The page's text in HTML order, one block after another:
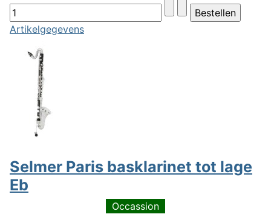
Artikelgegevens
Selmer Paris basklarinet tot lage
Eb
Occassion